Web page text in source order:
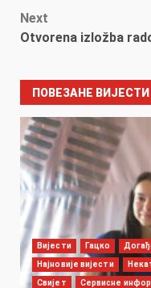
Next
Otvorena izložba
ПОВЕЗАНЕ ВИЈЕСТИ
Вијести Гацко
Најновије вијести
Свијет Сервисне